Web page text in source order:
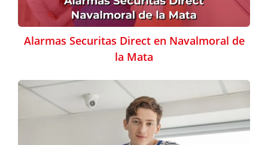
Alarmas Securitas Direct en Navalmoral de
la Mata